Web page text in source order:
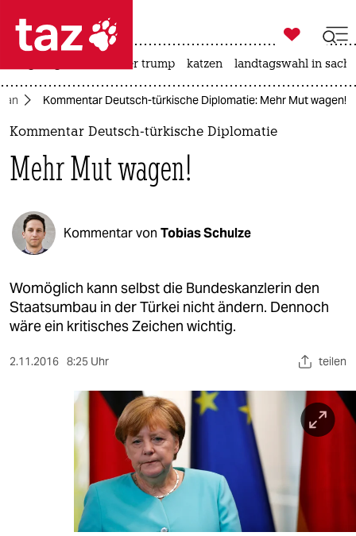
 taz zahl ich
taz zahl ich
politik
öko
gesellschaft
kultur
sport
berlin
wahrheit
veranstaltungen

taz zahl ich
usa unter trump katzen landtagswahl in
Kommentar Deutsch-türkische Diplomatie: Mehr Mut wagen!
Kommentar Deutsch-türkische Diplomatie
Mehr Mut wagen!
Kommentar von Tobias Schulze
Womöglich kann selbst die Bundeskanzlerin den
Staatsumbau in der Türkei nicht ändern. Dennoch
wäre ein kritisches Zeichen wichtig.
2.11.2016 8:25 Uhr teilen